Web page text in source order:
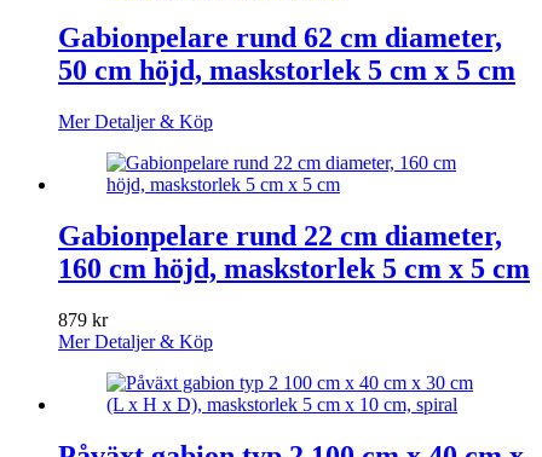
Gabionpelare rund 62 cm diameter,
50 cm höjd, maskstorlek 5 cm x 5 cm
Mer Detaljer & Köp
Gabionpelare rund 22 cm diameter,
160 cm höjd, maskstorlek 5 cm x 5 cm
879 kr
Mer Detaljer & Köp